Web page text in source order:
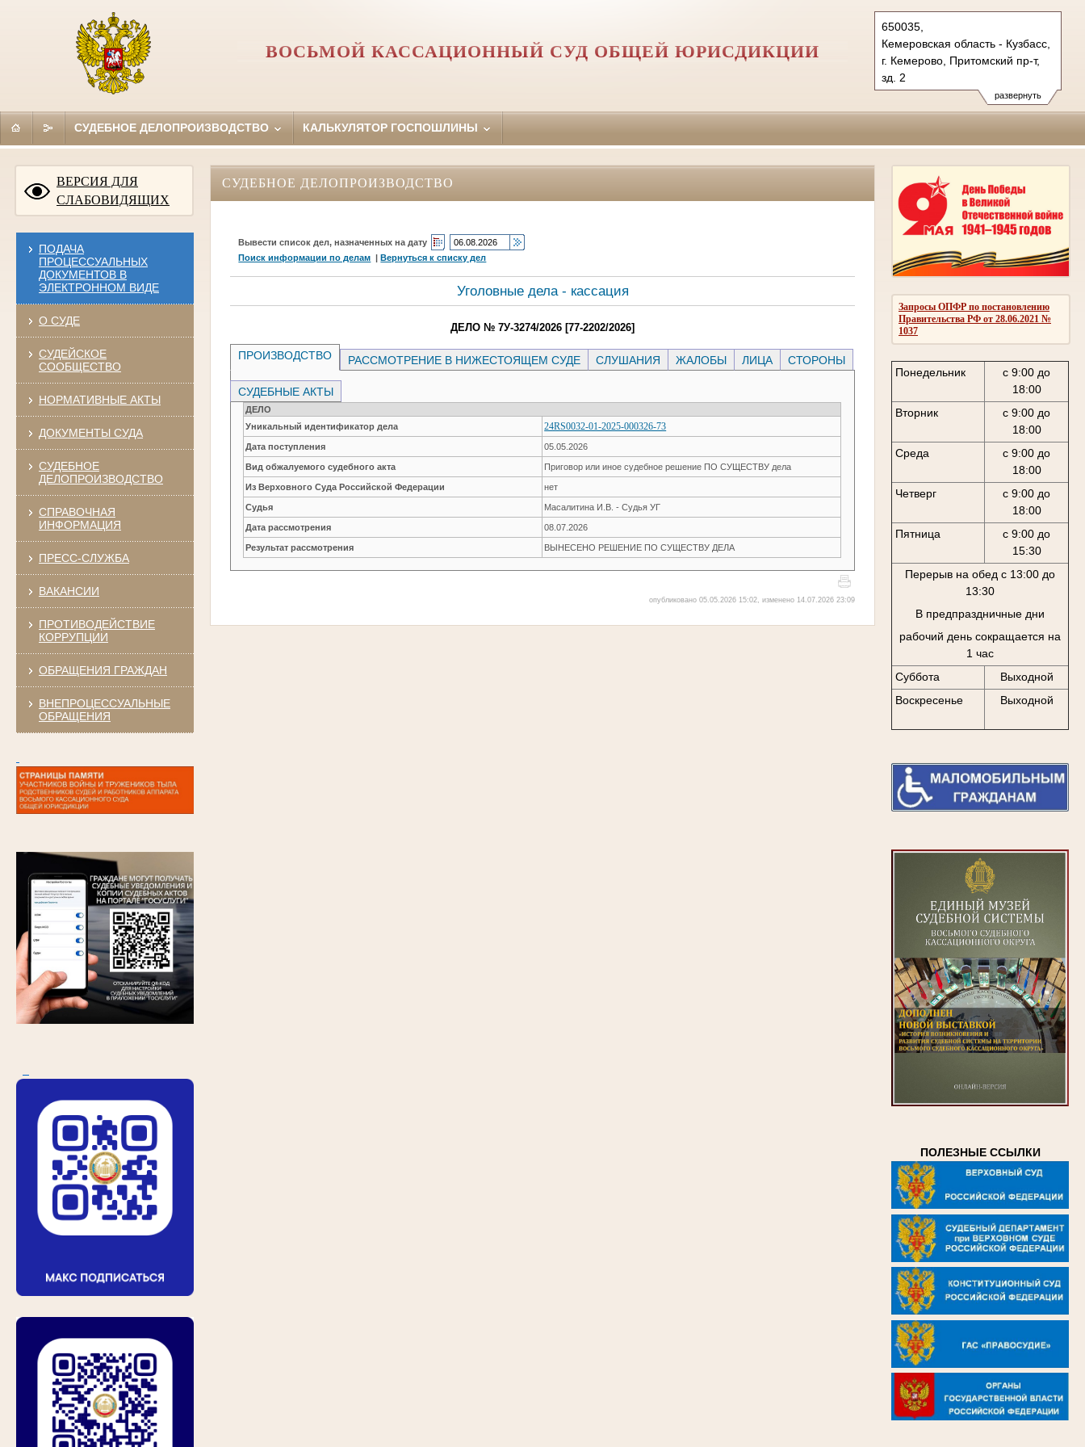
развернуть
650035,
Кемеровская область - Кузбасс,
г. Кемерово, Притомский пр-т,
зд. 2
Тел.: (3842) 71-75-00
71-76-00, 71-75-71
ВОСЬМОЙ КАССАЦИОННЫЙ СУД ОБЩЕЙ ЮРИСДИКЦИИ
СУДЕБНОЕ ДЕЛОПРОИЗВОДСТВО КАЛЬКУЛЯТОР ГОСПОШЛИНЫ
ВЕРСИЯ ДЛЯ
СЛАБОВИДЯЩИХ
ПОДАЧА
ПРОЦЕССУАЛЬНЫХ
ДОКУМЕНТОВ В
ЭЛЕКТРОННОМ ВИДЕ
О СУДЕ
СУДЕЙСКОЕ
СООБЩЕСТВО
НОРМАТИВНЫЕ АКТЫ
ДОКУМЕНТЫ СУДА
СУДЕБНОЕ
ДЕЛОПРОИЗВОДСТВО
СПРАВОЧНАЯ
ИНФОРМАЦИЯ
ПРЕСС-СЛУЖБА
ВАКАНСИИ
ПРОТИВОДЕЙСТВИЕ
КОРРУПЦИИ
ОБРАЩЕНИЯ ГРАЖДАН
ВНЕПРОЦЕССУАЛЬНЫЕ
ОБРАЩЕНИЯ
Запросы ОПФР по постановлению
Правительства РФ от 28.06.2021 №
1037
Понедельник
с 9:00 до
18:00
Вторник
с 9:00 до
18:00
Среда
с 9:00 до
18:00
Четверг
с 9:00 до
18:00
Пятница
с 9:00 до
15:30
Перерыв на обед с 13:00 до
13:30
В предпраздничные дни
рабочий день сокращается на
1 час
Суббота
Выходной
Воскресенье
Выходной
ПОЛЕЗНЫЕ ССЫЛКИ
СУДЕБНОЕ ДЕЛОПРОИЗВОДСТВО
Вывести список дел, назначенных на дату
Поиск информации по делам |Вернуться к списку дел
Уголовные дела - кассация
ДЕЛО № 7У-3274/2026 [77-2202/2026]
ПРОИЗВОДСТВО РАССМОТРЕНИЕ В НИЖЕСТОЯЩЕМ СУДЕ СЛУШАНИЯ ЖАЛОБЫ ЛИЦА СТОРОНЫ
СУДЕБНЫЕ АКТЫ
ДЕЛО
Уникальный идентификатор дела
24RS0032-01-2025-000326-73
Дата поступления 05.05.2026
Вид обжалуемого судебного акта Приговор или иное судебное решение ПО СУЩЕСТВУ дела
Из Верховного Суда Российской Федерации нет
Судья Масалитина И.В. - Судья УГ
Дата рассмотрения 08.07.2026
Результат рассмотрения ВЫНЕСЕНО РЕШЕНИЕ ПО СУЩЕСТВУ ДЕЛА
опубликовано 05.05.2026 15:02, изменено 14.07.2026 23:09